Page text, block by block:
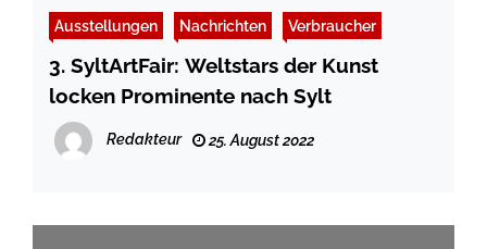
Ausstellungen Nachrichten Verbraucher
3. SyltArtFair: Weltstars der Kunst
locken Prominente nach Sylt
Redakteur 25. August 2022